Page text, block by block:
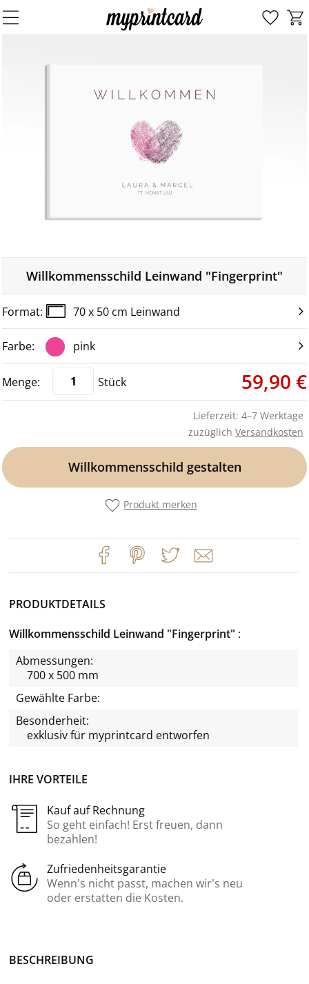
Willkommensschild Leinwand "Fingerprint"
70 x 50 cm Leinwand
pink
Stück 59,90 €
Lieferzeit: 4–7 Werktage
zuzüglich Versandkosten
Willkommensschild gestalten
Produkt merken
IHRE VORTEILE
Kauf auf Rechnung
So geht einfach! Erst freuen, dann
bezahlen!
Zufriedenheitsgarantie
Wenn’s nicht passt, machen wir’s neu
oder erstatten die Kosten.
PRODUKTDETAILS
Willkommensschild Leinwand "Fingerprint"
Abmessungen:
700 x 500 mm
Gewählte Farbe:
Besonderheit:
exklusiv für myprintcard entworfen
BE­SCHREI­BUNG